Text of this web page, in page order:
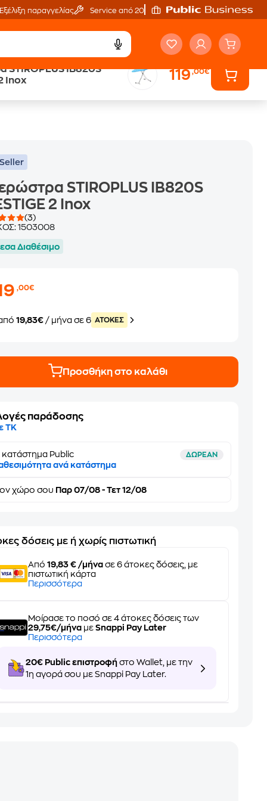
Εξέλιξη παραγγελίας Service από 20'
STIROPLUS IB820S
Inox
119,00€
STIROPLUS IB820S
2 Inox
(3)
1503008
Διαθέσιμο
,00€
19,83€ / μήνα σε 6 ATOKEΣ
Προσθήκη στο καλάθι
παράδοσης
ΤΚ
κατάστημα Public ΔΩΡΕΑΝ
ανά κατάστημα
χώρο σου Παρ 07/08 - Τετ 12/08
δόσεις με ή χωρίς πιστωτική
Από19,83 € /μήνα σε 6 άτοκες δόσεις, με
πιστωτική κάρτα
Περισσότερα
Μοίρασε το ποσό σε 4 άτοκες δόσεις των
29,75€/μήνα μεSnappi Pay Later
Περισσότερα
20€ Public επιστροφή στο Wallet, με την
1η αγορά σου με Snappi Pay Later.